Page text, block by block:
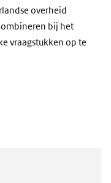
overheid
bij het
vraagstukken op te